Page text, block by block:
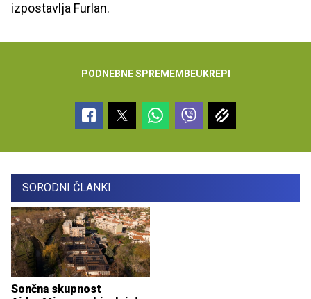
izpostavlja Furlan.
PODNEBNE SPREMEMBEUKREPI
SORODNI ČLANKI
Sončna skupnost